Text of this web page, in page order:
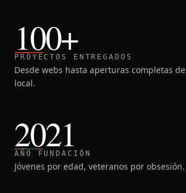
100+
PROYECTOS ENTREGADOS
Desde webs hasta aperturas completas de
local.
2021
AÑO FUNDACIÓN
Jóvenes por edad, veteranos por obsesión.